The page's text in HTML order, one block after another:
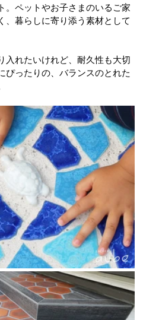
。ペットやお子さまのいるご家
、暮らしに寄り添う素材として
入れたいけれど、耐久性も大切
ぴったりの、バランスのとれた